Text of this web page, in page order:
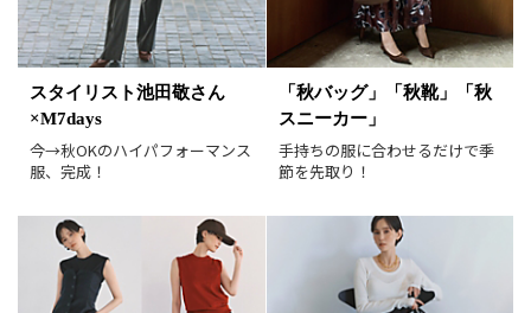
並び順 おすすめ順
人気順
新着順
価格が安い順
価格が高い順
値下げ実施日順
ホワイト ブラック
グレー
ベージュ
ブラウン オレンジ
スタイリスト池田敬さん
×M7days
今→秋OKのハイパフォーマンス
服、完成！
「秋バッグ」「秋靴」「秋
スニーカー」
手持ちの服に合わせるだけで季
節を先取り！